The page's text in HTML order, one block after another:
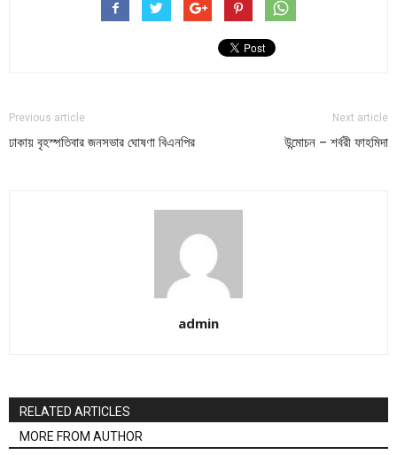
Previous article
ঢাকায় বৃহস্পতিবার জনসভার ঘোষণা বিএনপির
Next article
উন্মোচন – শর্বরী ফাহমিদা
admin
RELATED ARTICLES
MORE FROM AUTHOR